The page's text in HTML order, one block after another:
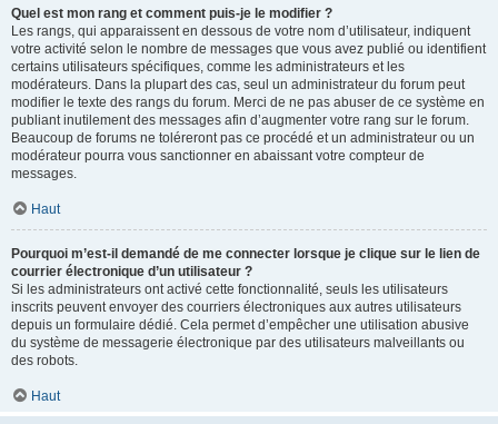
Quel est mon rang et comment puis-je le modifier ?
Les rangs, qui apparaissent en dessous de votre nom d’utilisateur, indiquent
votre activité selon le nombre de messages que vous avez publié ou identifient
certains utilisateurs spécifiques, comme les administrateurs et les
modérateurs. Dans la plupart des cas, seul un administrateur du forum peut
modifier le texte des rangs du forum. Merci de ne pas abuser de ce système en
publiant inutilement des messages afin d’augmenter votre rang sur le forum.
Beaucoup de forums ne toléreront pas ce procédé et un administrateur ou un
modérateur pourra vous sanctionner en abaissant votre compteur de
messages.
Haut
Pourquoi m’est-il demandé de me connecter lorsque je clique sur le lien de
courrier électronique d’un utilisateur ?
Si les administrateurs ont activé cette fonctionnalité, seuls les utilisateurs
inscrits peuvent envoyer des courriers électroniques aux autres utilisateurs
depuis un formulaire dédié. Cela permet d’empêcher une utilisation abusive
du système de messagerie électronique par des utilisateurs malveillants ou
des robots.
Haut